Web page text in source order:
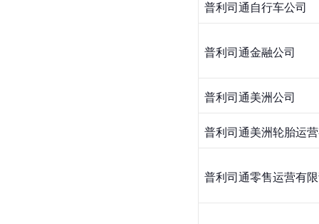
普利司通自行车公司
普利司通金融公司
普利司通美洲公司
普利司通美洲轮胎运
普利司通零售运营有